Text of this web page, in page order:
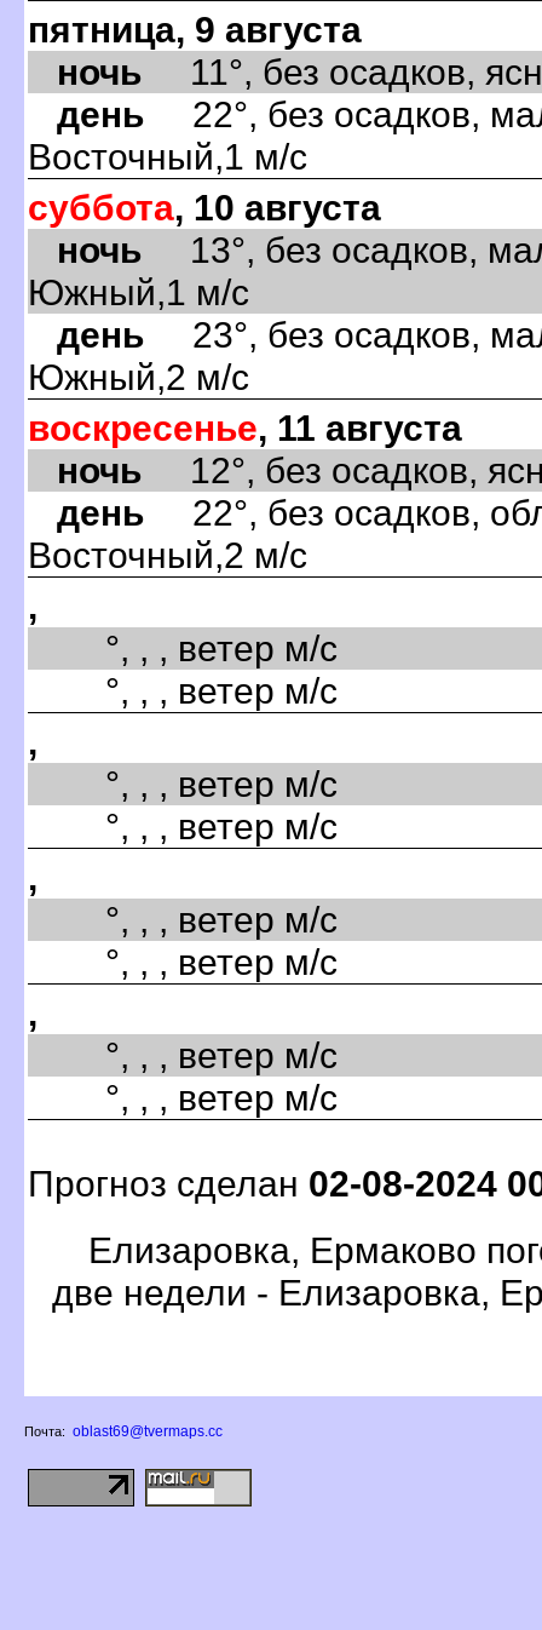
пятница, 9 августа
ночь 11°, без осадков,
день 22°, без осадков,
Восточный,1 м/с
суббота, 10 августа
ночь 13°, без осадков,
Южный,1 м/с
день 23°, без осадков,
Южный,2 м/с
воскресенье, 11 августа
ночь 12°, без осадков,
день 22°, без осадков,
Восточный,2 м/с
,
°, , , ветер м/с
°, , , ветер м/с
,
°, , , ветер м/с
°, , , ветер м/с
,
°, , , ветер м/с
°, , , ветер м/с
,
°, , , ветер м/с
°, , , ветер м/с
Прогноз сделан 02-08-2024
Елизаровка, Ермаково
две недели - Елизаровка,
Почта: oblast69@tvermaps.cc